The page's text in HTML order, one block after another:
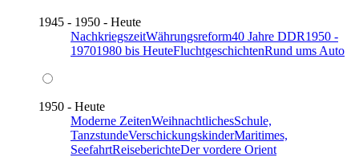
1945 - 1950 - Heute
NachkriegszeitWährungsreform40 Jahre DDR1950 -
19701980 bis HeuteFluchtgeschichtenRund ums Auto
1950 - Heute
Moderne ZeitenWeihnachtlichesSchule,
TanzstundeVerschickungskinderMaritimes,
SeefahrtReiseberichteDer vordere Orient